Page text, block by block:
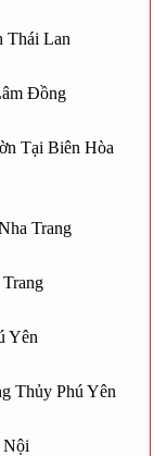
Thái Lan
Đồng
Tại Biên Hòa
Trang
Yên
Thủy Phú Yên
Nội